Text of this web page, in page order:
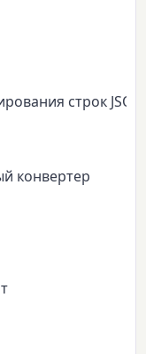
строк JSON
конвертер